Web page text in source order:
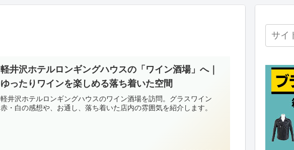
軽井沢ホテルロンギングハウスの「ワイン酒場」へ｜
ゆったりワインを楽しめる落ち着いた空間
軽井沢ホテルロンギングハウスのワイン酒場を訪問。グラスワイン
赤・白の感想や、お通し、落ち着いた店内の雰囲気を紹介します。